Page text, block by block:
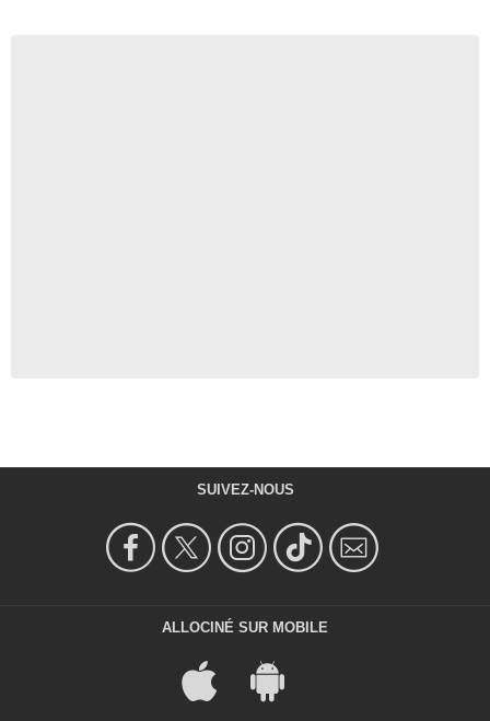
SUIVEZ-NOUS
ALLOCINÉ SUR MOBILE